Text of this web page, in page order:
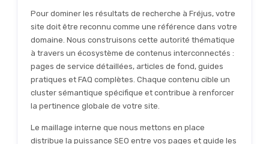
Pour dominer les résultats de recherche à Fréjus, votre
site doit être reconnu comme une référence dans votre
domaine. Nous construisons cette autorité thématique
à travers un écosystème de contenus interconnectés :
pages de service détaillées, articles de fond, guides
pratiques et FAQ complètes. Chaque contenu cible un
cluster sémantique spécifique et contribue à renforcer
la pertinence globale de votre site.
Le maillage interne que nous mettons en place
distribue la puissance SEO entre vos pages et guide les